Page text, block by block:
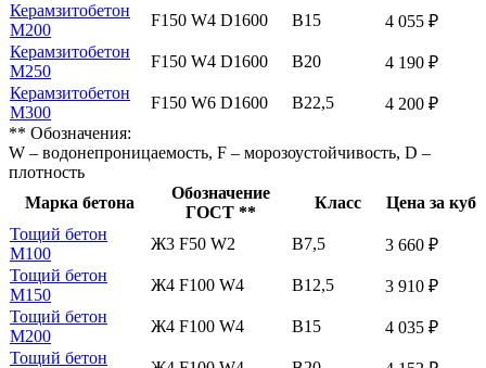
Керамзитобетон
М200
F150 W4 D1600 В15
4 055 ₽
Керамзитобетон
М250
F150 W4 D1600 В20
4 190 ₽
Керамзитобетон
М300
F150 W6 D1600 В22,5
4 200 ₽
** Обозначения:
W – водонепроницаемость, F – морозоустойчивость, D –
плотность
Марка бетона
Обозначение
ГОСТ **
Класс
Цена за куб
Тощий бетон
М100
Ж3 F50 W2 В7,5
3 660 ₽
Тощий бетон
М150
Ж4 F100 W4 В12,5
3 910 ₽
Тощий бетон
М200
Ж4 F100 W4 В15
4 035 ₽
Тощий бетон